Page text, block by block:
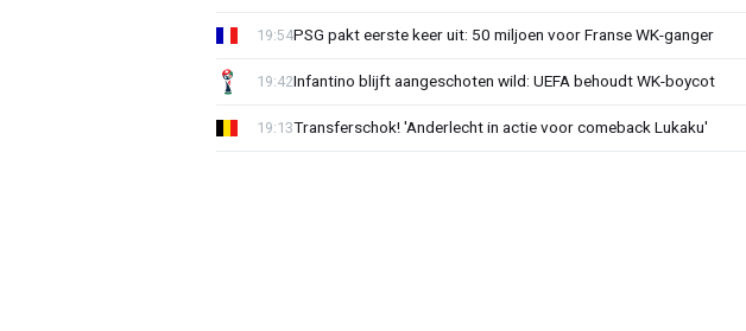
PSG pakt eerste keer uit: 50 miljoen voor Franse WK-ganger
19:54
Infantino blijft aangeschoten wild: UEFA behoudt WK-boycot
19:42
Transferschok! 'Anderlecht in actie voor comeback Lukaku'
19:13